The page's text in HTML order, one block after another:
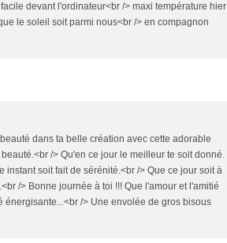
devant l'ordinateur<br /> maxi température hier
le soleil soit parmi nous<br /> en compagnon
dans ta belle création avec cette adorable
/> Qu'en ce jour le meilleur te soit donné.
soit fait de sérénité.<br /> Que ce jour soit à
/> Bonne journée à toi !!! Que l'amour et l'amitié
/> Une envolée de gros bisous